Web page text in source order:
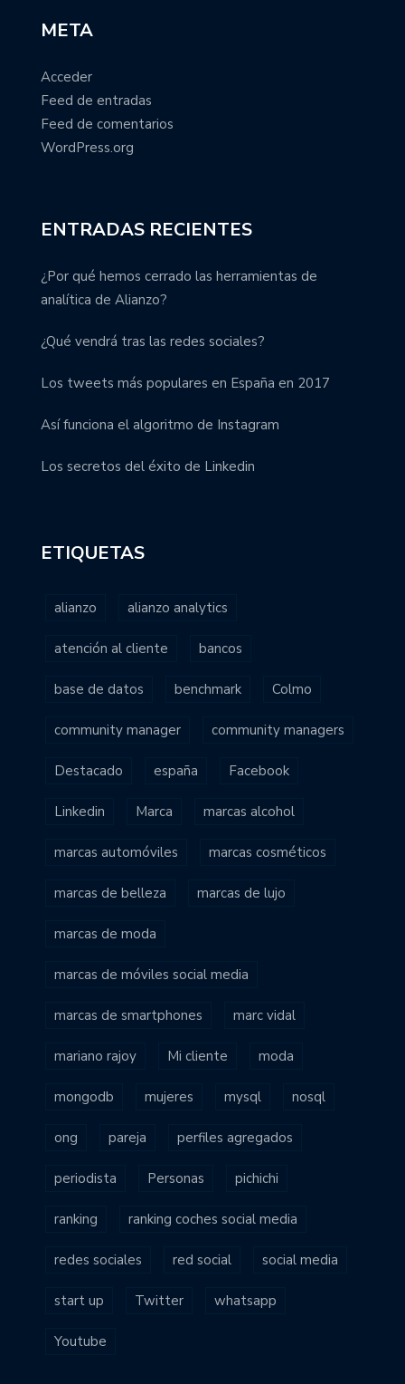
META
Acceder
Feed de entradas
Feed de comentarios
WordPress.org
ENTRADAS RECIENTES
¿Por qué hemos cerrado las herramientas de
analítica de Alianzo?
¿Qué vendrá tras las redes sociales?
Los tweets más populares en España en 2017
Así funciona el algoritmo de Instagram
Los secretos del éxito de Linkedin
ETIQUETAS
alianzo alianzo analytics
atención al cliente bancos
base de datos benchmark Colmo
community manager community managers
Destacado españa Facebook
Linkedin Marca marcas alcohol
marcas automóviles marcas cosméticos
marcas de belleza marcas de lujo
marcas de moda
marcas de móviles social media
marcas de smartphones marc vidal
mariano rajoy Mi cliente moda
mongodb mujeres mysql nosql
ong pareja perfiles agregados
periodista Personas pichichi
ranking ranking coches social media
redes sociales red social social media
start up Twitter whatsapp
Youtube